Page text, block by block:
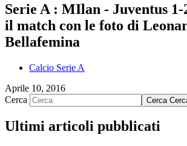
Serie A : MIlan - Juventus
il match con le foto di
Bellafemina
Calcio Serie A
Aprile 10, 2016
Cerca
Cerca
Ultimi articoli pubblicati